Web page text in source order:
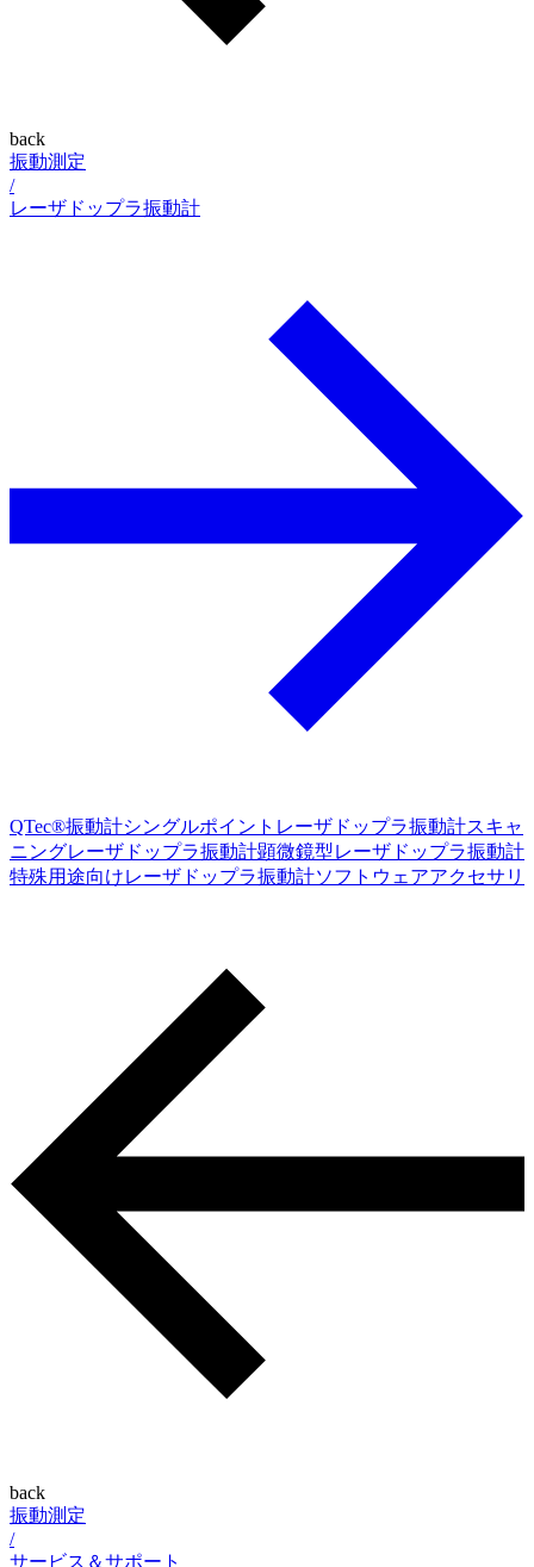
back
振動測定
/
レーザドップラ振動計
QTec®振動計シングルポイントレーザドップラ振動計スキャ
ニングレーザドップラ振動計顕微鏡型レーザドップラ振動計
特殊用途向けレーザドップラ振動計ソフトウェアアクセサリ
back
振動測定
/
サービス＆サポート